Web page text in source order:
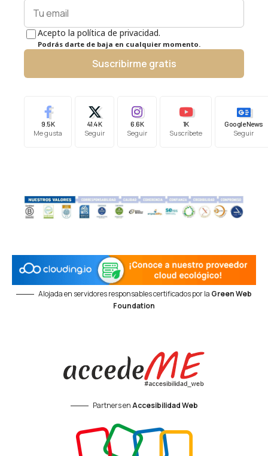
Acepto la política de privacidad.
Podrás darte de baja en cualquier momento.
Suscribirme gratis
9.5K
Me gusta
41.4K
Seguir
6.6K
Seguir
1K
Suscríbete
Google News
Seguir
Alojada en servidores responsables certificados por la Green Web
Foundation
Partners enAccesibilidad Web